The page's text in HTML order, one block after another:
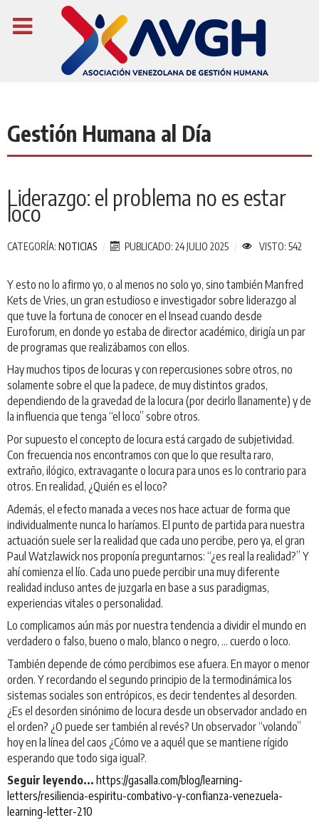
Gestión Humana al Día
Liderazgo: el problema no es estar
loco
CATEGORÍA: NOTICIAS PUBLICADO: 24 JULIO 2025 VISTO: 542
Y esto no lo afirmo yo, o al menos no solo yo, sino también Manfred
Kets de Vries, un gran estudioso e investigador sobre liderazgo al
que tuve la fortuna de conocer en el Insead cuando desde
Euroforum, en donde yo estaba de director académico, dirigía un par
de programas que realizábamos con ellos.
Hay muchos tipos de locuras y con repercusiones sobre otros, no
solamente sobre el que la padece, de muy distintos grados,
dependiendo de la gravedad de la locura (por decirlo llanamente) y de
la influencia que tenga “el loco” sobre otros.
Por supuesto el concepto de locura está cargado de subjetividad.
Con frecuencia nos encontramos con que lo que resulta raro,
extraño, ilógico, extravagante o locura para unos es lo contrario para
otros. En realidad, ¿Quién es el loco?
Además, el efecto manada a veces nos hace actuar de forma que
individualmente nunca lo haríamos. El punto de partida para nuestra
actuación suele ser la realidad que cada uno percibe, pero ya, el gran
Paul Watzlawick nos proponía preguntarnos: “¿es real la realidad?” Y
ahí comienza el lío. Cada uno puede percibir una muy diferente
realidad incluso antes de juzgarla en base a sus paradigmas,
experiencias vitales o personalidad.
Lo complicamos aún más por nuestra tendencia a dividir el mundo en
verdadero o falso, bueno o malo, blanco o negro, … cuerdo o loco.
También depende de cómo percibimos ese afuera. En mayor o menor
orden. Y recordando el segundo principio de la termodinámica los
sistemas sociales son entrópicos, es decir tendentes al desorden.
¿Es el desorden sinónimo de locura desde un observador anclado en
el orden? ¿O puede ser también al revés? Un observador “volando”
hoy en la línea del caos ¿Cómo ve a aquél que se mantiene rígido
esperando que todo siga igual?.
Seguir leyendo... https://gasalla.com/blog/learning-
letters/resiliencia-espiritu-combativo-y-confianza-venezuela-
learning-letter-210